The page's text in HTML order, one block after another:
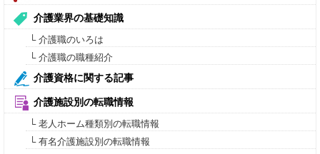
介護業界の基礎知識
└ 介護職のいろは
└ 介護職の職種紹介
介護資格に関する記事
介護施設別の転職情報
└ 老人ホーム種類別の転職情報
└ 有名介護施設別の転職情報